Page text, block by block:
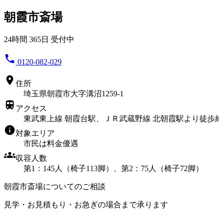
朝霞市斎場
24時間 365日 受付中
phone 0120-082-029
location_on 住所
埼玉県朝霞市大字溝沼1259-1
train アクセス
東武東上線 朝霞台駅、ＪＲ武蔵野線 北朝霞駅より徒歩
info対象エリア
市民は料金優遇
groups収容人数
第1：145人（椅子113脚）、第2：75人（椅子72脚）
朝霞市斎場についてのご相談
見学・お見積もり・お急ぎの場合まで承ります